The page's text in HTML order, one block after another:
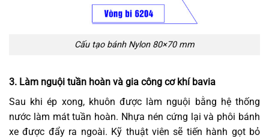
Cấu tạo bánh Nylon 80×70 mm
3. Làm nguội tuần hoàn và gia công cơ khí bavia
Sau khi ép xong, khuôn được làm nguội bằng hệ thống
nước làm mát tuần hoàn. Nhựa nén cứng lại và phôi bánh
xe được đẩy ra ngoài. Kỹ thuật viên sẽ tiến hành gọt bỏ